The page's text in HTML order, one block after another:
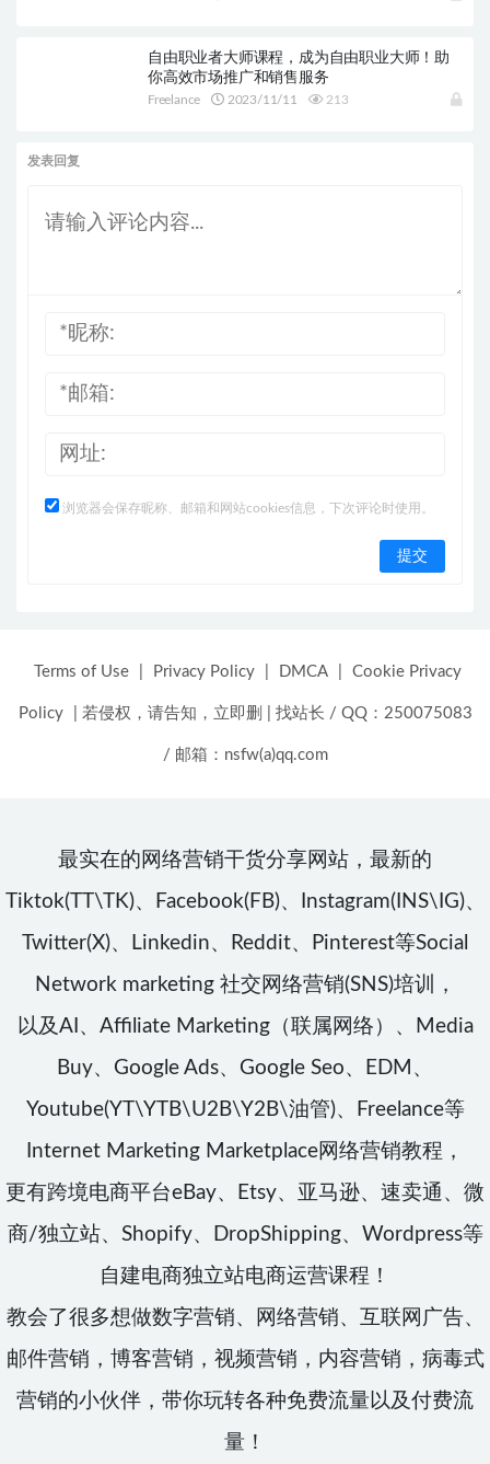
自由职业者大师课程，成为自由职业大师！助
你高效市场推广和销售服务
Freelance 2023/11/11 213
发表回复
浏览器会保存昵称、邮箱和网站cookies信息，下次评论时使用。
Terms of Use Privacy Policy DMCA Cookie Privacy
Policy 若侵权，请告知，立即删 找站长 / QQ：250075083
/ 邮箱：nsfw(a)qq.com
最实在的网络营销干货分享网站，最新的
Tiktok(TT\TK)、Facebook(FB)、Instagram(INS\IG)、
Twitter(X)、Linkedin、Reddit、Pinterest等Social
Network marketing 社交网络营销(SNS)培训，
以及AI、Affiliate Marketing（联属网络）、Media
Buy、Google Ads、Google Seo、EDM、
Youtube(YT\YTB\U2B\Y2B\油管)、Freelance等
Internet Marketing Marketplace网络营销教程，
更有跨境电商平台eBay、Etsy、亚马逊、速卖通、微
商/独立站、Shopify、DropShipping、Wordpress等
自建电商独立站电商运营课程！
教会了很多想做数字营销、网络营销、互联网广告、
邮件营销，博客营销，视频营销，内容营销，病毒式
营销的小伙伴，带你玩转各种免费流量以及付费流
量！